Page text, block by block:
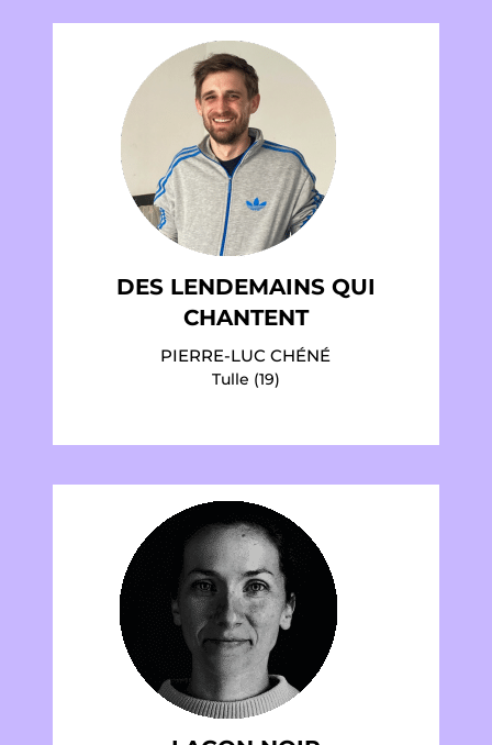
DES LENDEMAINS QUI
CHANTENT
PIERRE-LUC CHÉNÉ
Tulle (19)